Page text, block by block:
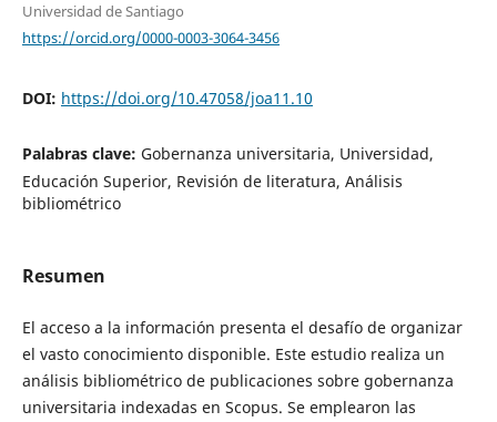
Universidad de Santiago
https://orcid.org/0000-0003-3064-3456
DOI: https://doi.org/10.47058/joa11.10
Palabras clave: Gobernanza universitaria, Universidad,
Educación Superior, Revisión de literatura, Análisis
bibliométrico
Resumen
El acceso a la información presenta el desafío de organizar
el vasto conocimiento disponible. Este estudio realiza un
análisis bibliométrico de publicaciones sobre gobernanza
universitaria indexadas en Scopus. Se emplearon las